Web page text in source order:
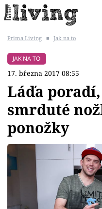
BYDLENÍ SLAVNÝCH
Témata
Bydlení
Zahrada
Design
Prima Living ■ Jak na to
JAK NA TO
17. března 2017 08:55
Láďa
smrduté
ponožky